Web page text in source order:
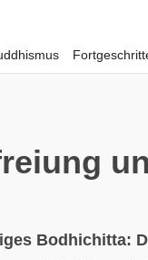
Bodhichitta: